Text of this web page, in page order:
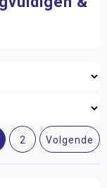
2 Volgende